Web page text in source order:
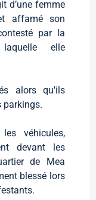
d’une femme
affamé son
par la
elle
alors qu'ils
parkings.
véhicules,
devant les
de Mea
blessé lors